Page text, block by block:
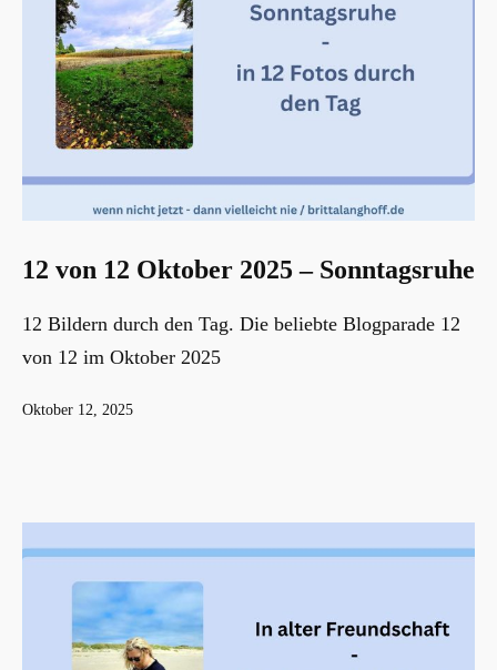
12 von 12 Oktober 2025 – Sonntagsruhe
12 Bildern durch den Tag. Die beliebte Blogparade 12
von 12 im Oktober 2025
Veröffentlicht
Oktober 12, 2025